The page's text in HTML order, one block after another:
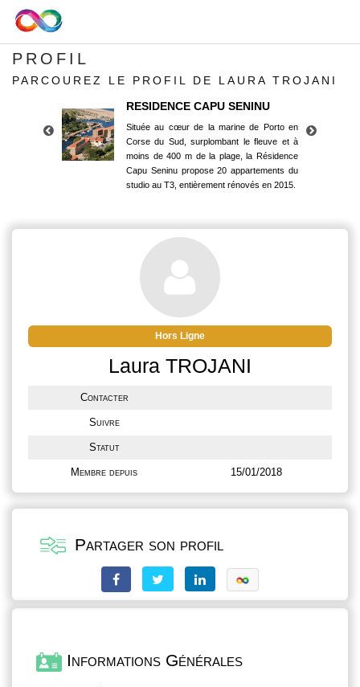
PROFIL
PARCOUREZ LE PROFIL DE LAURA TROJANI
RESIDENCE CAPU SENINU
Située au cœur de la marine de Porto en
Corse du Sud, surplombant le fleuve et à
moins de 400 m de la plage, la Résidence
Capu Seninu propose 20 appartements du
studio au T3, entièrement rénovés en 2015.
Corse du Sud, surplombant le fleuve et à
moins de 400 m de la plage, la Résidence
Capu Seninu propose 20 appartements du
studio au T3, entièrement rénovés en 2015.
Hors Ligne
Laura TROJANI
Contacter
Suivre
Statut
Membre depuis 15/01/2018
Partager son profil
Informations Générales